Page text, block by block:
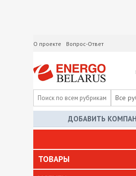
О проекте Вопрос-Ответ
Все
ДОБАВИТЬ
ТОВАРЫ